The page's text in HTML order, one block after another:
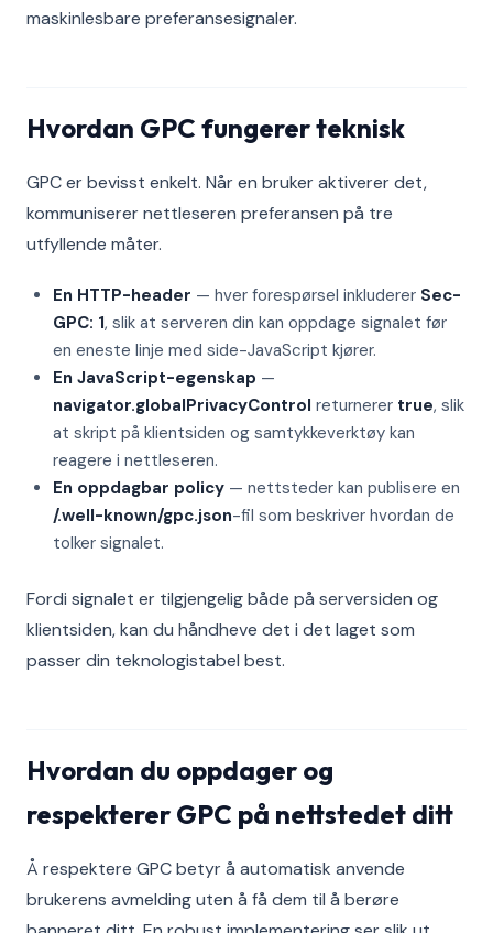
maskinlesbare preferansesignaler.
Hvordan GPC fungerer teknisk
GPC er bevisst enkelt. Når en bruker aktiverer det,
kommuniserer nettleseren preferansen på tre
utfyllende måter.
En HTTP-header — hver forespørsel inkluderer Sec-
GPC: 1, slik at serveren din kan oppdage signalet før
en eneste linje med side-JavaScript kjører.
En JavaScript-egenskap —
navigator.globalPrivacyControl returnerer true, slik
at skript på klientsiden og samtykkeverktøy kan
reagere i nettleseren.
En oppdagbar policy — nettsteder kan publisere en
/.well-known/gpc.json-fil som beskriver hvordan de
tolker signalet.
Fordi signalet er tilgjengelig både på serversiden og
klientsiden, kan du håndheve det i det laget som
passer din teknologistabel best.
Hvordan du oppdager og
respekterer GPC på nettstedet ditt
Å respektere GPC betyr å automatisk anvende
brukerens avmelding uten å få dem til å berøre